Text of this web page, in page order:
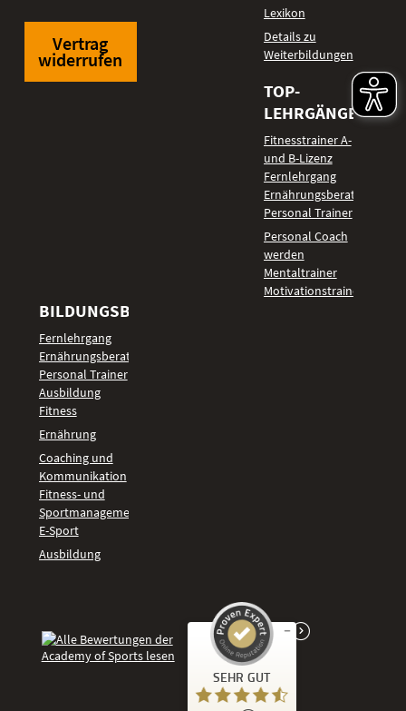
Vertrag
widerrufen
Lexikon
Details zu
Weiterbildungen
TOP-
LEHRGÄNGE
Fitnesstrainer A-
und B-Lizenz
Fernlehrgang
Ernährungsberater
Personal Trainer
Personal Coach
werden
Mentaltrainer
Motivationstrainer
BILDUNGSBEREICHE
Fernlehrgang
Ernährungsberater
Personal Trainer
Ausbildung
Fitness
Ernährung
Coaching und
Kommunikation
Fitness- und
Sportmanagement
E-Sport
Ausbildung
SEHR GUT
Kundenbewertungen und Erfahrungen zu
Academy of Sports